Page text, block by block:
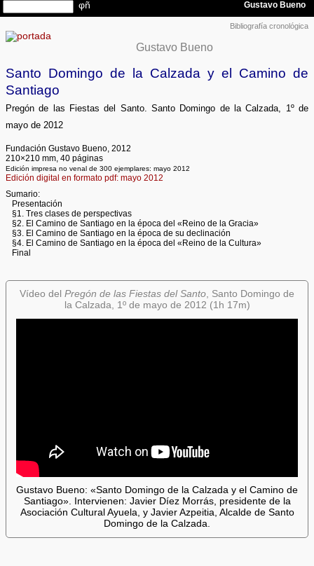
Bibliografía cronológica
Gustavo Bueno
Santo Domingo de la Calzada y el Camino de
Santiago
Pregón de las Fiestas del Santo. Santo Domingo de la Calzada, 1º de
mayo de 2012
Fundación Gustavo Bueno, 2012
210×210 mm, 40 páginas
Edición impresa no venal de 300 ejemplares: mayo 2012
Edición digital en formato pdf: mayo 2012
Sumario:
Presentación
§1. Tres clases de perspectivas
§2. El Camino de Santiago en la época del «Reino de la Gracia»
§3. El Camino de Santiago en la época de su declinación
§4. El Camino de Santiago en la época del «Reino de la Cultura»
Final
Vídeo del Pregón de las Fiestas del Santo , Santo Domingo de
la Calzada, 1º de mayo de 2012 (1h 17m)
Gustavo Bueno: «Santo Domingo de la Calzada y el Camino de
Santiago». Intervienen: Javier Díez Morrás, presidente de la
Asociación Cultural Ayuela, y Javier Azpeitia, Alcalde de Santo
Domingo de la Calzada.